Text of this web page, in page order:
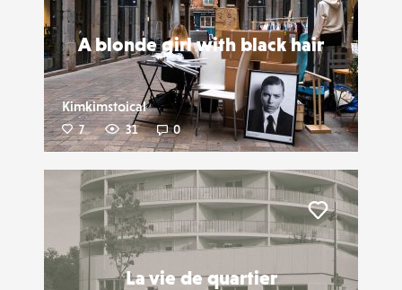
A blonde girl with black hair
Kimkimstoical
7 31 0
La vie de quartier
Liker